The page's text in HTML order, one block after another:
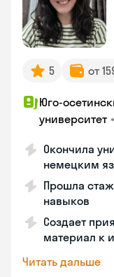
5 от
Юго-
университет •
Окончила
немецким
Прошла
навыков
Создает
материал к
Читать дальше